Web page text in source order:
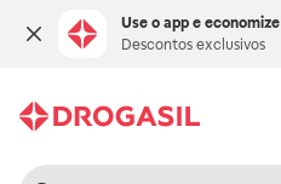
Use o app e economize
Descontos exclusivos